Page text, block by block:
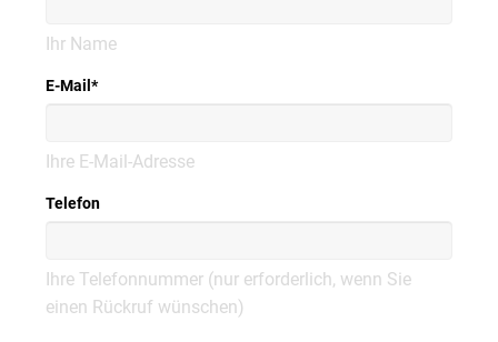
Ihr Name
E-Mail *
Ihre E-Mail-Adresse
Telefon
Ihre Telefonnummer (nur erforderlich, wenn Sie
einen Rückruf wünschen)